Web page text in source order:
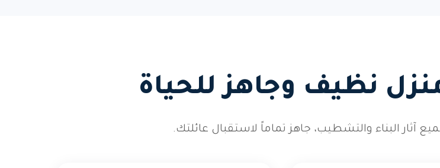
منزل نظيف وجاهز للحياة
البناء والتشطيب، جاهز تماماً لاستقبال عائلتك.